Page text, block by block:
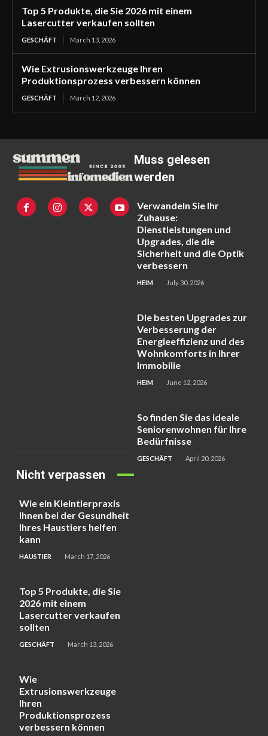
Top 5 Produkte, die Sie 2026 mit einem
Lasercutter verkaufen sollten
GESCHÄFT March 13, 2026
Wie Extrusionswerkzeuge Ihren
Produktionsprozess verbessern können
GESCHÄFT March 12, 2026
Muss gelesen
werden
Verwandeln Sie Ihr
Zuhause:
Dienstleistungen und
Upgrades, die die
Sicherheit und die Optik
verbessern
HEIM July 30, 2026
Die besten Upgrades zur
Verbesserung der
Energieeffizienz und des
Wohnkomforts in Ihrer
Immobilie
HEIM June 12, 2026
So finden Sie das ideale
Seniorenwohnen für Ihre
Bedürfnisse
GESCHÄFT April 20, 2026
Nicht verpassen
Wie ein Kleintierpraxis
Ihnen bei der Gesundheit
Ihres Haustiers helfen
kann
HAUSTIER March 17, 2026
Top 5 Produkte, die Sie
2026 mit einem
Lasercutter verkaufen
sollten
GESCHÄFT March 13, 2026
Wie
Extrusionswerkzeuge
Ihren
Produktionsprozess
verbessern können